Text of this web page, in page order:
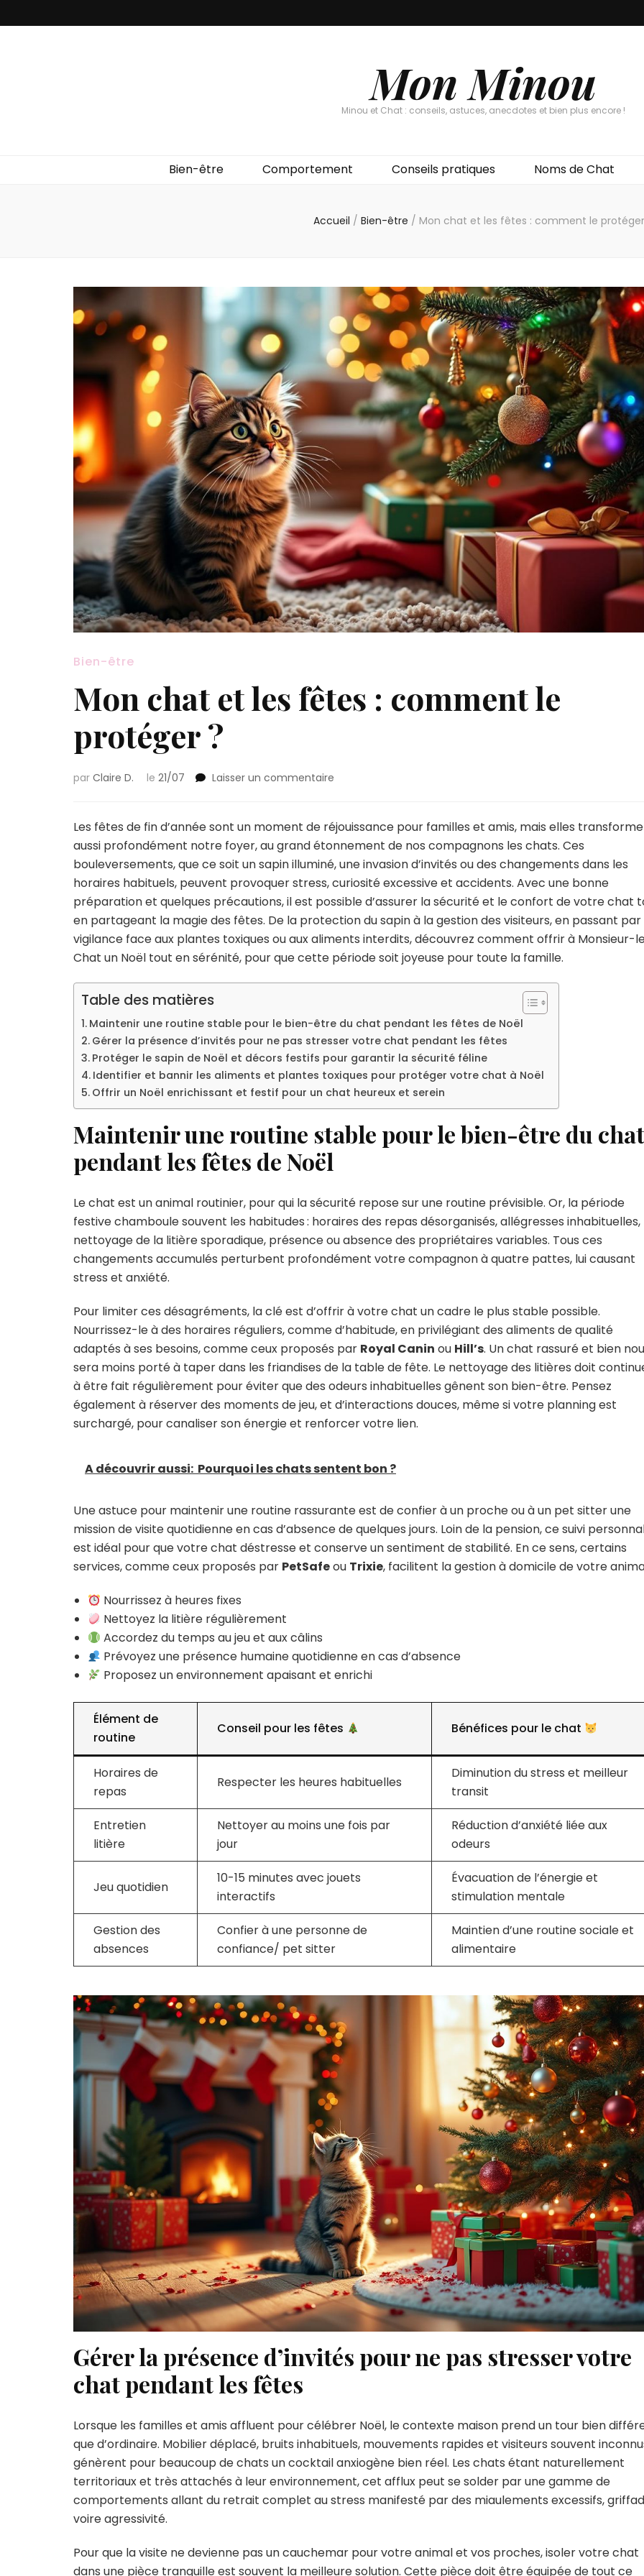
Mon Minou
Minou et Chat : conseils, astuces, anecdotes et bien plus encore !
Bien-être Comportement Conseils pratiques Noms de Chat
Accueil / Bien-être / Mon chat et les fêtes : comment le
Bien-être
Mon chat et les fêtes : comment le
protéger ?
par Claire D. le 21/07 Laisser un commentaire
et
les
fêtes
:
comment
le
protéger
?
Les fêtes de fin d’année sont un moment de réjouissance pour familles et amis, mais elles
aussi profondément notre foyer, au grand étonnement de nos compagnons les chats. Ces
bouleversements, que ce soit un sapin illuminé, une invasion d’invités ou des changements dans les
horaires habituels, peuvent provoquer stress, curiosité excessive et accidents. Avec une bonne
préparation et quelques précautions, il est possible d’assurer la sécurité et le confort de votre chat
en partageant la magie des fêtes. De la protection du sapin à la gestion des visiteurs, en passant par
vigilance face aux plantes toxiques ou aux aliments interdits, découvrez comment offrir à Monsieur-
Chat un Noël tout en sérénité, pour que cette période soit joyeuse pour toute la famille.
Table des matières
Maintenir une routine stable pour le bien-être du chat pendant les fêtes de Noël
Gérer la présence d’invités pour ne pas stresser votre chat pendant les fêtes
Protéger le sapin de Noël et décors festifs pour garantir la sécurité féline
Identifier et bannir les aliments et plantes toxiques pour protéger votre chat à Noël
Offrir un Noël enrichissant et festif pour un chat heureux et serein
Maintenir une routine stable pour le bien-être du chat
pendant les fêtes de Noël
Le chat est un animal routinier, pour qui la sécurité repose sur une routine prévisible. Or, la période
festive chamboule souvent les habitudes : horaires des repas désorganisés, allégresses inhabituelles,
nettoyage de la litière sporadique, présence ou absence des propriétaires variables. Tous ces
changements accumulés perturbent profondément votre compagnon à quatre pattes, lui causant
stress et anxiété.
Pour limiter ces désagréments, la clé est d’offrir à votre chat un cadre le plus stable possible.
Nourrissez-le à des horaires réguliers, comme d’habitude, en privilégiant des aliments de qualité
adaptés à ses besoins, comme ceux proposés par Royal Canin ou Hill’s. Un chat rassuré et bien
sera moins porté à taper dans les friandises de la table de fête. Le nettoyage des litières doit
à être fait régulièrement pour éviter que des odeurs inhabituelles gênent son bien-être. Pensez
également à réserver des moments de jeu, et d’interactions douces, même si votre planning est
surchargé, pour canaliser son énergie et renforcer votre lien.
A découvrir aussi: Pourquoi les chats sentent bon ?
Une astuce pour maintenir une routine rassurante est de confier à un proche ou à un pet sitter une
mission de visite quotidienne en cas d’absence de quelques jours. Loin de la pension, ce suivi
est idéal pour que votre chat déstresse et conserve un sentiment de stabilité. En ce sens, certains
services, comme ceux proposés par PetSafeou Trixie, facilitent la gestion à domicile de votre
Nourrissez à heures fixes
Nettoyez la litière régulièrement
Accordez du temps au jeu et aux câlins
Prévoyez une présence humaine quotidienne en cas d’absence
Proposez un environnement apaisant et enrichi
Élément de
routine
Conseil pour les fêtes Bénéfices pour le chat
Horaires de
repas
Respecter les heures habituelles
Diminution du stress et meilleur
transit
Entretien
litière
Nettoyer au moins une fois par
jour
Réduction d’anxiété liée aux
odeurs
Jeu quotidien
10-15 minutes avec jouets
interactifs
Évacuation de l’énergie et
stimulation mentale
Gestion des
absences
Confier à une personne de
confiance/ pet sitter
Maintien d’une routine sociale et
alimentaire
Gérer la présence d’invités pour ne pas stresser votre
chat pendant les fêtes
Lorsque les familles et amis affluent pour célébrer Noël, le contexte maison prend un tour bien
que d’ordinaire. Mobilier déplacé, bruits inhabituels, mouvements rapides et visiteurs souvent
génèrent pour beaucoup de chats un cocktail anxiogène bien réel. Les chats étant naturellement
territoriaux et très attachés à leur environnement, cet afflux peut se solder par une gamme de
comportements allant du retrait complet au stress manifesté par des miaulements excessifs,
voire agressivité.
Pour que la visite ne devienne pas un cauchemar pour votre animal et vos proches, isoler votre chat
dans une pièce tranquille est souvent la meilleure solution. Cette pièce doit être équipée de tout ce